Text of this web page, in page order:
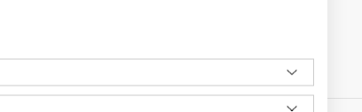
mailchimp-and-mandrill-integration.html
Googleog researche lidt omkring "cart recovery".